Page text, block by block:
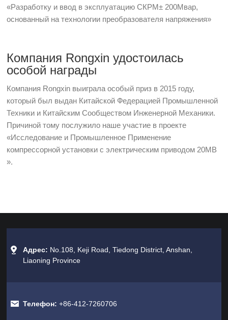
«Разработку и ввод в эксплуатацию СКРМ± 200Мвар,
основанный на технологии преобразователя напряжения»
Компания Rongxin удостоилась
особой награды
Компания Rongxin выиграла особый приз в 2015 году,
который был выдан Китайской Федерацией Промышленной
Техники и Китайским Сообществом Инженерной Механики.
Причиной тому послужило наше участие в проекте
«Исследование и Промышленное Применение
компрессорной установки с электрическим приводом 20МВ
».
Адрес: No.108, Keji Road, Tiedong District, Anshan,
Liaoning Province
Телефон: +86-412-7260706